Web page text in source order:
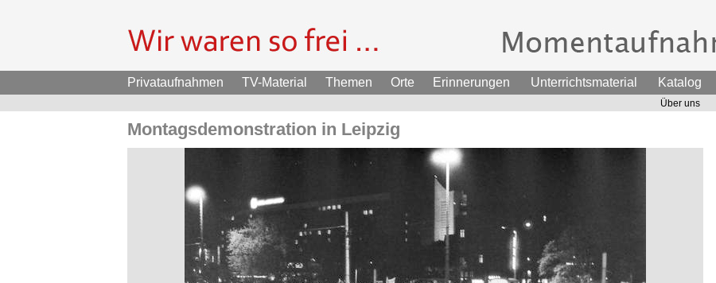
Privataufnahmen TV-Material Themen Orte Erinnerungen Unterrichtsmaterial Katalog
Über uns
Montagsdemonstration in Leipzig